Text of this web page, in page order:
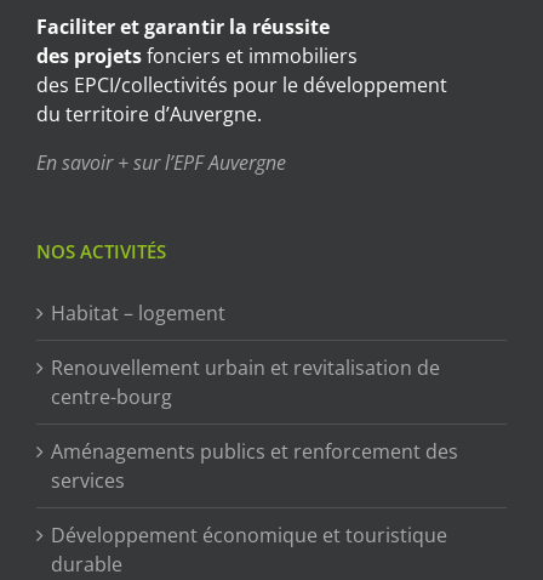
Faciliter et garantir la réussite
des projetsfonciers et immobiliers
des EPCI/collectivités pour le développement
du territoire d’Auvergne.
En savoir + sur l’EPF Auvergne
NOS ACTIVITÉS
Habitat – logement
Renouvellement urbain et revitalisation de
centre-bourg
Aménagements publics et renforcement des
services
Développement économique et touristique
durable